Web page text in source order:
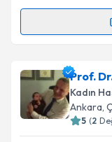
Randevu
Op. Dr.
oluşturun.
takvim
Prof.
Kadın
Ankara,
5 (2